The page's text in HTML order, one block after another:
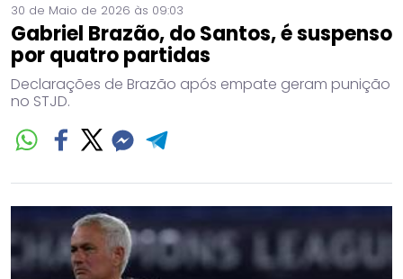
30 de Maio de 2026 às 09:03
Gabriel Brazão, do Santos, é suspenso
por quatro partidas
Declarações de Brazão após empate geram punição
no STJD.